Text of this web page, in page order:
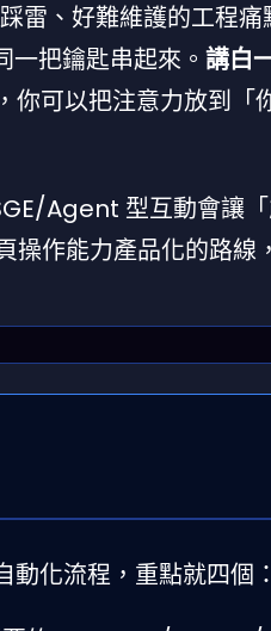
、好難維護的工程痛
把鑰匙串起來。 講白
，你可以把注意力放到「
Agent 型互動會讓「
作能力產品化的路線
化流程，重點就四個：